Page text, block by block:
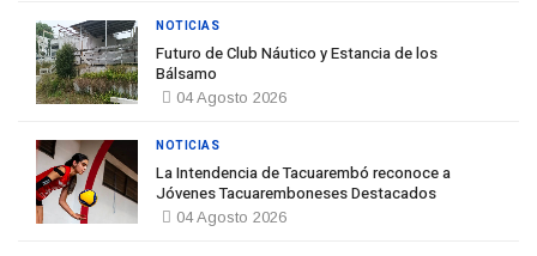
Futuro de Club Náutico y Estancia de los
Bálsamo
04 Agosto 2026
NOTICIAS
La Intendencia de Tacuarembó reconoce a
Jóvenes Tacuaremboneses Destacados
04 Agosto 2026
NOTICIAS